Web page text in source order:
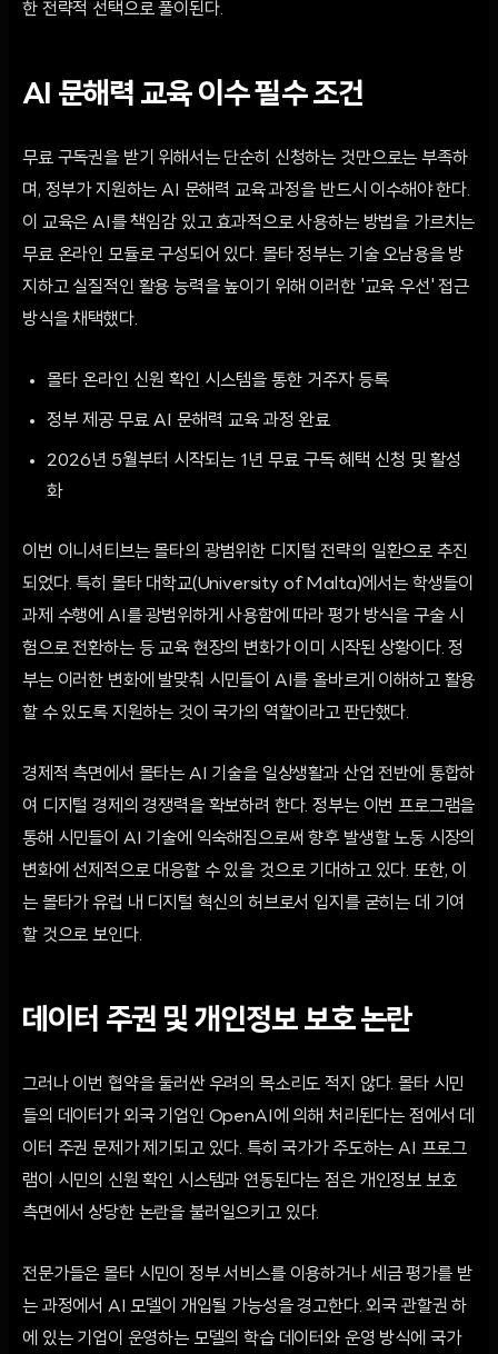
한 전략적 선택으로 풀이된다.
AI 문해력 교육 이수 필수 조건
무료 구독권을 받기 위해서는 단순히 신청하는 것만으로는 부족하
며, 정부가 지원하는 AI 문해력 교육 과정을 반드시 이수해야 한다.
이 교육은 AI를 책임감 있고 효과적으로 사용하는 방법을 가르치는
무료 온라인 모듈로 구성되어 있다. 몰타 정부는 기술 오남용을 방
지하고 실질적인 활용 능력을 높이기 위해 이러한 '교육 우선' 접근
방식을 채택했다.
몰타 온라인 신원 확인 시스템을 통한 거주자 등록
정부 제공 무료 AI 문해력 교육 과정 완료
2026년 5월부터 시작되는 1년 무료 구독 혜택 신청 및 활성
화
이번 이니셔티브는 몰타의 광범위한 디지털 전략의 일환으로 추진
되었다. 특히 몰타 대학교(University of Malta)에서는 학생들이
과제 수행에 AI를 광범위하게 사용함에 따라 평가 방식을 구술 시
험으로 전환하는 등 교육 현장의 변화가 이미 시작된 상황이다. 정
부는 이러한 변화에 발맞춰 시민들이 AI를 올바르게 이해하고 활용
할 수 있도록 지원하는 것이 국가의 역할이라고 판단했다.
경제적 측면에서 몰타는 AI 기술을 일상생활과 산업 전반에 통합하
여 디지털 경제의 경쟁력을 확보하려 한다. 정부는 이번 프로그램을
통해 시민들이 AI 기술에 익숙해짐으로써 향후 발생할 노동 시장의
변화에 선제적으로 대응할 수 있을 것으로 기대하고 있다. 또한, 이
는 몰타가 유럽 내 디지털 혁신의 허브로서 입지를 굳히는 데 기여
할 것으로 보인다.
데이터 주권 및 개인정보 보호 논란
그러나 이번 협약을 둘러싼 우려의 목소리도 적지 않다. 몰타 시민
들의 데이터가 외국 기업인 OpenAI에 의해 처리된다는 점에서 데
이터 주권 문제가 제기되고 있다. 특히 국가가 주도하는 AI 프로그
램이 시민의 신원 확인 시스템과 연동된다는 점은 개인정보 보호
측면에서 상당한 논란을 불러일으키고 있다.
전문가들은 몰타 시민이 정부 서비스를 이용하거나 세금 평가를 받
는 과정에서 AI 모델이 개입될 가능성을 경고한다. 외국 관할권 하
에 있는 기업이 운영하는 모델의 학습 데이터와 운영 방식에 국가